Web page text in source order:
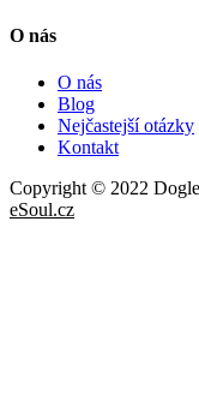
O nás
O nás
Blog
Nejčastejší otázky
Kontakt
Copyright © 2022
eSoul.cz